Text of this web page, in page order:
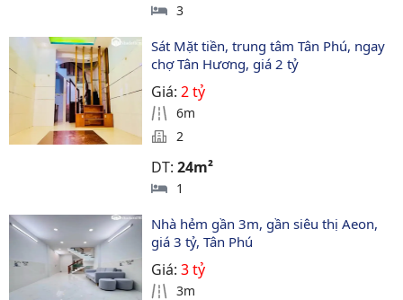
3
Sát Mặt tiền, trung tâm Tân Phú, ngay
chợ Tân Hương, giá 2 tỷ
Giá:2 tỷ
6m
2
DT:24m²
1
Nhà hẻm gần 3m, gần siêu thị Aeon,
giá 3 tỷ, Tân Phú
Giá:3 tỷ
3m